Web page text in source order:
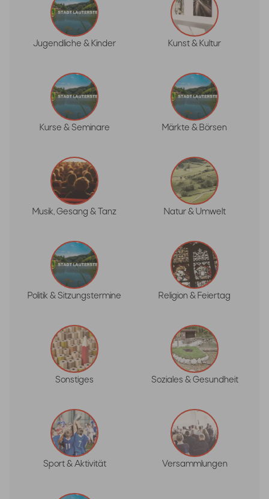
Jugendliche & Kinder Kunst & Kultur
Kurse & Seminare Märkte & Börsen
Musik, Gesang & Tanz Natur & Umwelt
Politik & Sitzungstermine Religion & Feiertag
Sonstiges Soziales & Gesundheit
Sport & Aktivität Versammlungen